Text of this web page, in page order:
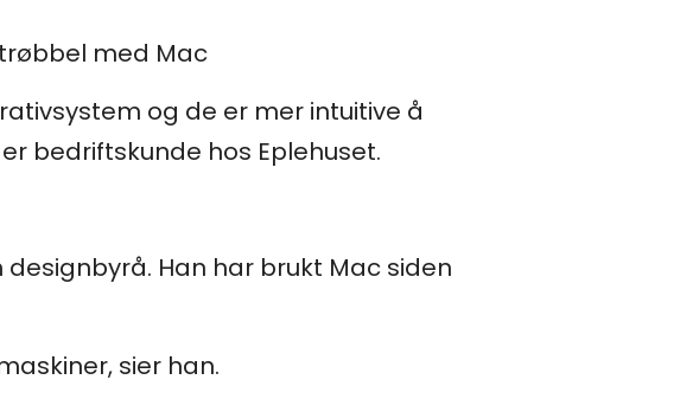
med Mac
og de er mer intuitive å
bedriftskunde hos Eplehuset.
Han har brukt Mac siden
sier han.